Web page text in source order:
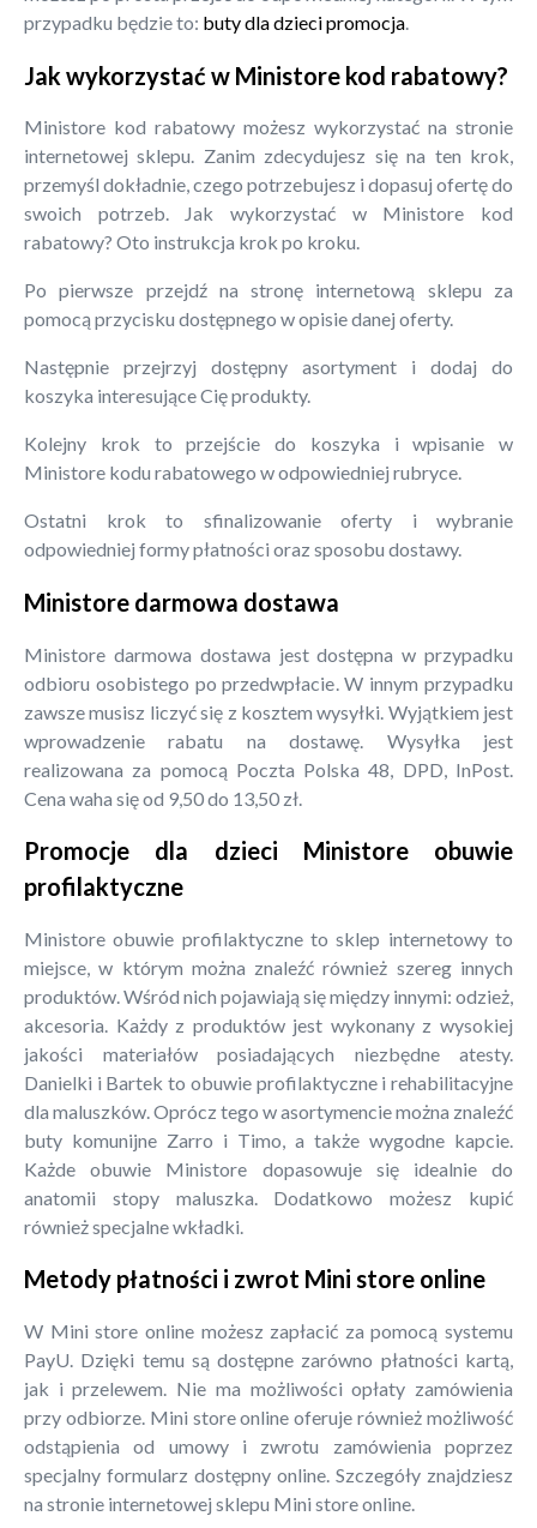
przypadku będzie to: buty dla dzieci promocja.
Jak wykorzystać w Ministore kod rabatowy?
Ministore kod rabatowy możesz wykorzystać na stronie
internetowej sklepu. Zanim zdecydujesz się na ten krok,
przemyśl dokładnie, czego potrzebujesz i dopasuj ofertę do
swoich potrzeb. Jak wykorzystać w Ministore kod
rabatowy? Oto instrukcja krok po kroku.
Po pierwsze przejdź na stronę internetową sklepu za
pomocą przycisku dostępnego w opisie danej oferty.
Następnie przejrzyj dostępny asortyment i dodaj do
koszyka interesujące Cię produkty.
Kolejny krok to przejście do koszyka i wpisanie w
Ministore kodu rabatowego w odpowiedniej rubryce.
Ostatni krok to sfinalizowanie oferty i wybranie
odpowiedniej formy płatności oraz sposobu dostawy.
Ministore darmowa dostawa
Ministore darmowa dostawa jest dostępna w przypadku
odbioru osobistego po przedwpłacie. W innym przypadku
zawsze musisz liczyć się z kosztem wysyłki. Wyjątkiem jest
wprowadzenie rabatu na dostawę. Wysyłka jest
realizowana za pomocą Poczta Polska 48, DPD, InPost.
Cena waha się od 9,50 do 13,50 zł.
Promocje dla dzieci Ministore obuwie
profilaktyczne
Ministore obuwie profilaktyczne to sklep internetowy to
miejsce, w którym można znaleźć również szereg innych
produktów. Wśród nich pojawiają się między innymi: odzież,
akcesoria. Każdy z produktów jest wykonany z wysokiej
jakości materiałów posiadających niezbędne atesty.
Danielki i Bartek to obuwie profilaktyczne i rehabilitacyjne
dla maluszków. Oprócz tego w asortymencie można znaleźć
buty komunijne Zarro i Timo, a także wygodne kapcie.
Każde obuwie Ministore dopasowuje się idealnie do
anatomii stopy maluszka. Dodatkowo możesz kupić
również specjalne wkładki.
Metody płatności i zwrot Mini store online
W Mini store online możesz zapłacić za pomocą systemu
PayU. Dzięki temu są dostępne zarówno płatności kartą,
jak i przelewem. Nie ma możliwości opłaty zamówienia
przy odbiorze. Mini store online oferuje również możliwość
odstąpienia od umowy i zwrotu zamówienia poprzez
specjalny formularz dostępny online. Szczegóły znajdziesz
na stronie internetowej sklepu Mini store online.